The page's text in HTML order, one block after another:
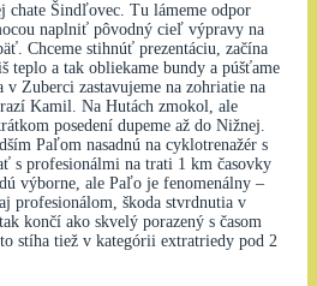
chate Šindľovec. Tu lámeme odpor
naplniť pôvodný cieľ výpravy na
Chceme stihnúť prezentáciu, začína
teplo a tak obliekame bundy a púšťame
v Zuberci zastavujeme na zohriatie na
Kamil. Na Hutách zmokol, ale
posedení dupeme až do Nižnej.
Paľom nasadnú na cyklotrenažér s
s profesionálmi na trati 1 km časovky
výborne, ale Paľo je fenomenálny –
profesionálom, škoda stvrdnutia v
končí ako skvelý porazený s časom
stíha tiež v kategórii extratriedy pod 2